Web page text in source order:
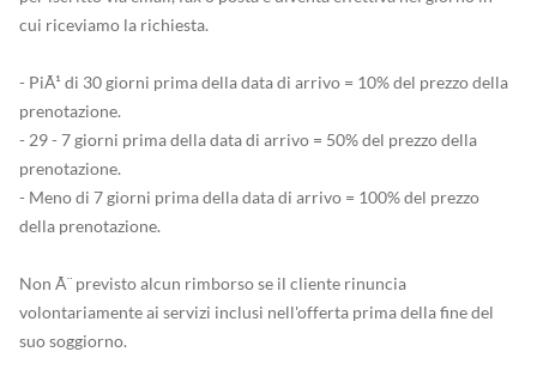
cui riceviamo la richiesta.
- PiÃ¹ di 30 giorni prima della data di arrivo = 10% del prezzo della
prenotazione.
- 29 - 7 giorni prima della data di arrivo = 50% del prezzo della
prenotazione.
- Meno di 7 giorni prima della data di arrivo = 100% del prezzo
della prenotazione.
Non Ã¨ previsto alcun rimborso se il cliente rinuncia
volontariamente ai servizi inclusi nell'offerta prima della fine del
suo soggiorno.